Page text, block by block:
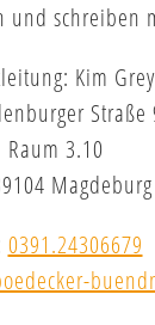
und schreiben
Kim
Straße
Raum 3.10
Magdeburg
0391.24306679